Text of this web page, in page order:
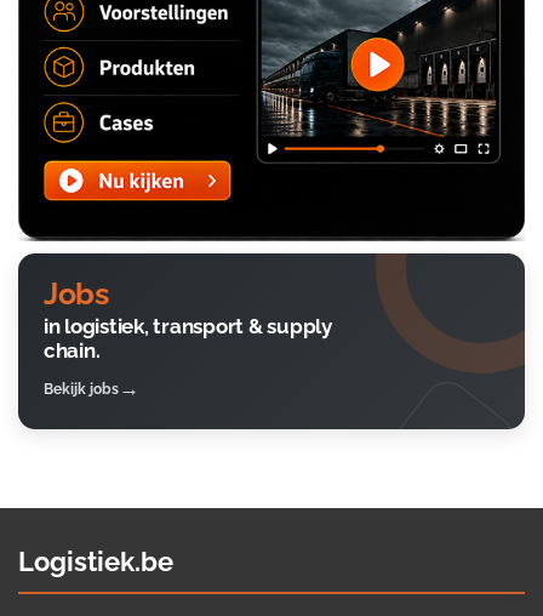
Jobs
in logistiek, transport & supply
chain.
Bekijk jobs
Logistiek.be